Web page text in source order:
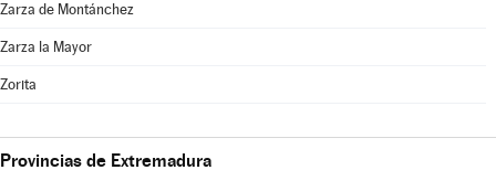
Zarza de Montánchez
Zarza la Mayor
Zorita
Provincias de Extremadura